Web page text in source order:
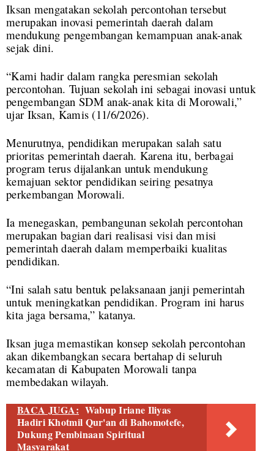
Iksan mengatakan sekolah percontohan tersebut
merupakan inovasi pemerintah daerah dalam
mendukung pengembangan kemampuan anak-anak
sejak dini.
“Kami hadir dalam rangka peresmian sekolah
percontohan. Tujuan sekolah ini sebagai inovasi untuk
pengembangan SDM anak-anak kita di Morowali,”
ujar Iksan, Kamis (11/6/2026).
Menurutnya, pendidikan merupakan salah satu
prioritas pemerintah daerah. Karena itu, berbagai
program terus dijalankan untuk mendukung
kemajuan sektor pendidikan seiring pesatnya
perkembangan Morowali.
Ia menegaskan, pembangunan sekolah percontohan
merupakan bagian dari realisasi visi dan misi
pemerintah daerah dalam memperbaiki kualitas
pendidikan.
“Ini salah satu bentuk pelaksanaan janji pemerintah
untuk meningkatkan pendidikan. Program ini harus
kita jaga bersama,” katanya.
Iksan juga memastikan konsep sekolah percontohan
akan dikembangkan secara bertahap di seluruh
kecamatan di Kabupaten Morowali tanpa
membedakan wilayah.
BACA JUGA: Wabup Iriane Iliyas
Hadiri Khotmil Qur'an di Bahomotefe,
Dukung Pembinaan Spiritual
Masyarakat